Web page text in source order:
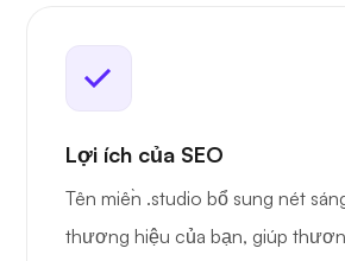
Lợi ích của SEO
Tên miền .studio bổ sung nét
thương hiệu của bạn, giúp